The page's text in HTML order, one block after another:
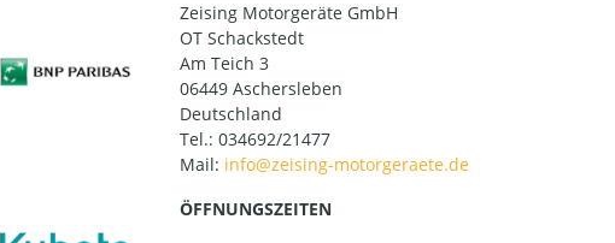
Zeising Motorgeräte GmbH
OT Schackstedt
Am Teich 3
06449 Aschersleben
Deutschland
Tel.: 034692/21477
Mail:
ÖFFNUNGSZEITEN